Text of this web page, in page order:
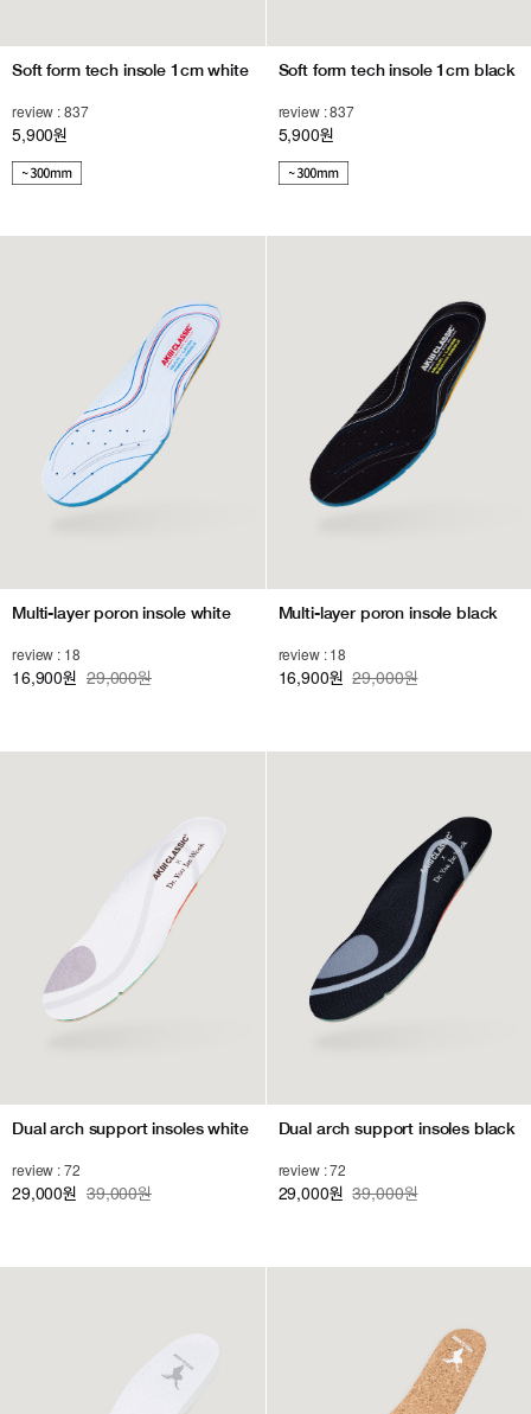
Soft form tech insole 1cm white
review : 837
5,900원
Soft form tech insole 1cm black
review : 837
5,900원
Multi-layer poron insole white
review : 18
16,900원 29,000원
Multi-layer poron insole black
review : 18
16,900원 29,000원
Dual arch support insoles white
review : 72
29,000원 39,000원
Dual arch support insoles black
review : 72
29,000원 39,000원